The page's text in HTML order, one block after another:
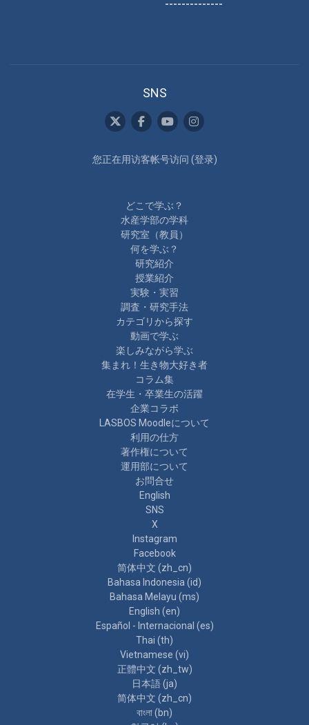
--------------
SNS
您正在用访客帐号访问 (登录)
どこで学ぶ？
水産学部の学科
研究室（教員）
何を学ぶ？
研究紹介
授業紹介
実験・実習
調査・研究手法
カテゴリから探す
動画で学ぶ
楽しみながら学ぶ
集まれ！生き物大好き者
コラム集
在学生・卒業生の活躍
企業コラボ
LASBOS Moodleについて
利用の仕方
著作権について
運用部について
お問合せ
English
SNS
X
Instagram
Facebook
简体中文 ‎(zh_cn)‎
Bahasa Indonesia ‎(id)‎
Bahasa Melayu ‎(ms)‎
English ‎(en)‎
Español - Internacional ‎(es)‎
Thai ‎(th)‎
Vietnamese ‎(vi)‎
正體中文 ‎(zh_tw)‎
日本語 ‎(ja)‎
简体中文 ‎(zh_cn)‎
বাংলা ‎(bn)‎